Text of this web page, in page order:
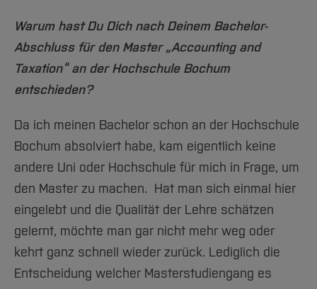
Warum hast Du Dich nach Deinem Bachelor-
Abschluss für den Master „Accounting and
Taxation“ an der Hochschule Bochum
entschieden?
Da ich meinen Bachelor schon an der Hochschule
Bochum absolviert habe, kam eigentlich keine
andere Uni oder Hochschule für mich in Frage, um
den Master zu machen. Hat man sich einmal hier
eingelebt und die Qualität der Lehre schätzen
gelernt, möchte man gar nicht mehr weg oder
kehrt ganz schnell wieder zurück. Lediglich die
Entscheidung welcher Masterstudiengang es